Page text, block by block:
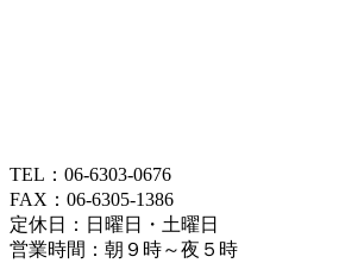
TEL：06-6303-0676
FAX：06-6305-1386
定休日：日曜日・土曜日
営業時間：朝９時～夜５時